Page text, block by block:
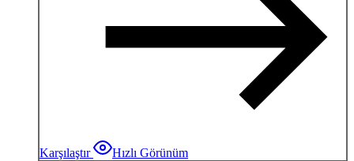
Karşılaştır
Hızlı Görünüm